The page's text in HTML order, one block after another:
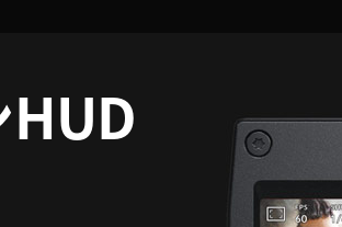
HUD